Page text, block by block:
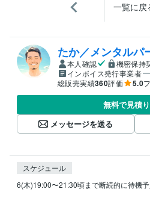
一覧に戻
たか／メンタルパ
本人確認
機密保持
インボイス発行事業者
総販売実績360評価 5.0
無料で見積
メッセージを送る
スケジュール
6(木)19:00〜21:30頃まで断続的に待機予